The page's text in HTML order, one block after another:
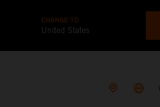
CHANGE TO
United States